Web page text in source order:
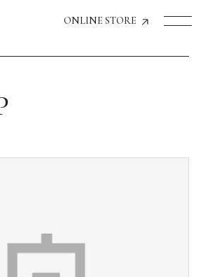
ONLINE STORE
飲食店経営のお客様
入り機能の活用方法